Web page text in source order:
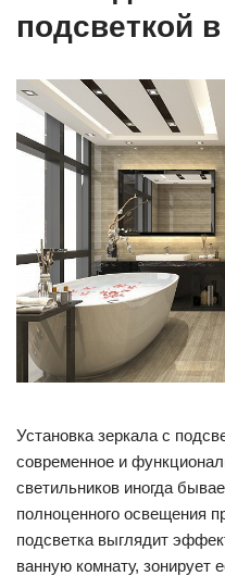
подсветкой
Установка зеркала с
современное и
светильников иногда
полноценного освещения
подсветка выглядит
ванную комнату, зонирует